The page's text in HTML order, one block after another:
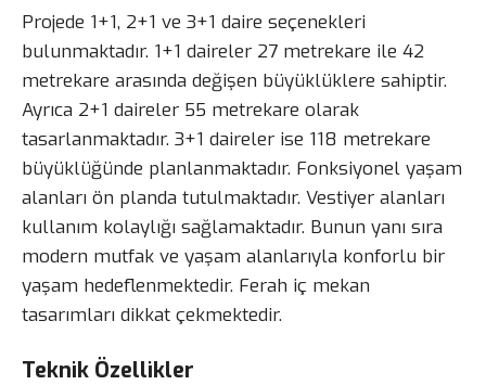
Projede 1+1, 2+1 ve 3+1 daire seçenekleri
bulunmaktadır. 1+1 daireler 27 metrekare ile 42
metrekare arasında değişen büyüklüklere sahiptir.
Ayrıca 2+1 daireler 55 metrekare olarak
tasarlanmaktadır. 3+1 daireler ise 118 metrekare
büyüklüğünde planlanmaktadır. Fonksiyonel yaşam
alanları ön planda tutulmaktadır. Vestiyer alanları
kullanım kolaylığı sağlamaktadır. Bunun yanı sıra
modern mutfak ve yaşam alanlarıyla konforlu bir
yaşam hedeflenmektedir. Ferah iç mekan
tasarımları dikkat çekmektedir.
Teknik Özellikler